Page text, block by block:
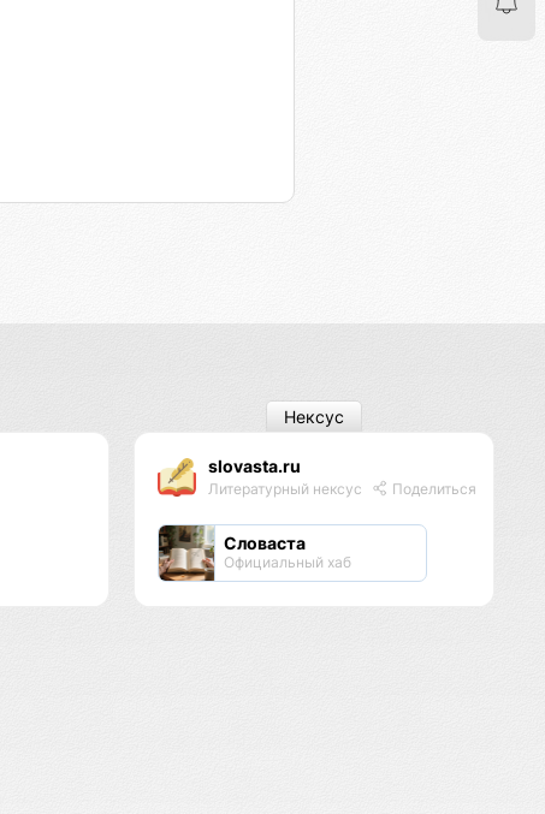
slovasta.ru
Литературный нексус Поделиться
Словаста
Официальный хаб
Нексус